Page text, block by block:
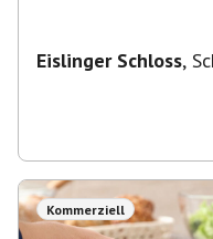
Eislinger Schloss,
Kommerziell